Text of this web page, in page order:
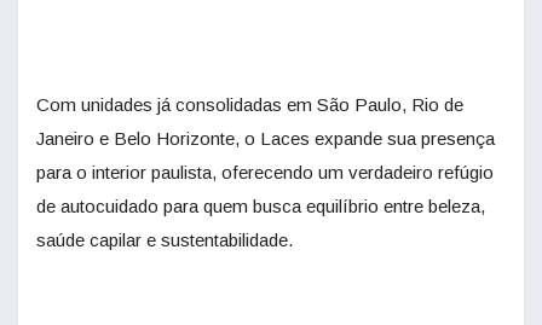
Com unidades já consolidadas em São Paulo, Rio de
Janeiro e Belo Horizonte, o Laces expande sua presença
para o interior paulista, oferecendo um verdadeiro refúgio
de autocuidado para quem busca equilíbrio entre beleza,
saúde capilar e sustentabilidade.